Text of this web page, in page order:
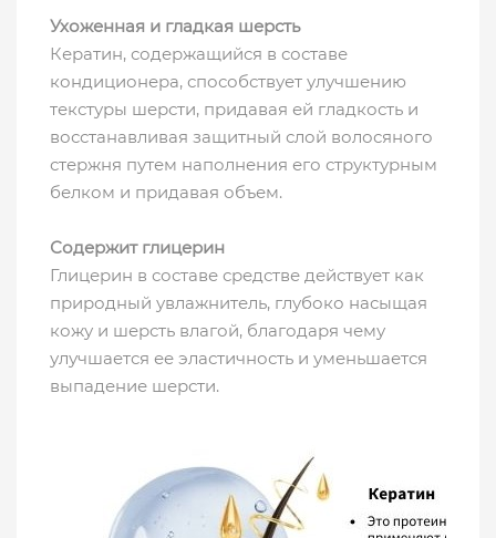
Ухоженная и гладкая шерсть
Кератин, содержащийся в составе
кондиционера, способствует улучшению
текстуры шерсти, придавая ей гладкость и
восстанавливая защитный слой волосяного
стержня путем наполнения его структурным
белком и придавая объем.
Содержит глицерин
Глицерин в составе средстве действует как
природный увлажнитель, глубоко насыщая
кожу и шерсть влагой, благодаря чему
улучшается ее эластичность и уменьшается
выпадение шерсти.